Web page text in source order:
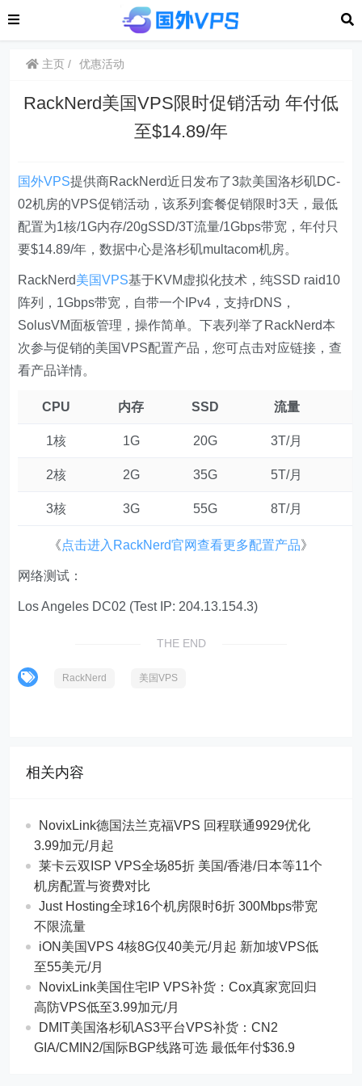
主页 优惠活动
RackNerd美国VPS限时促销活动 年付低
至$14.89/年
国外VPS提供商RackNerd近日发布了3款美国洛杉矶DC-
02机房的VPS促销活动，该系列套餐促销限时3天，最低
配置为1核/1G内存/20gSSD/3T流量/1Gbps带宽，年付只
要$14.89/年，数据中心是洛杉矶multacom机房。
RackNerd美国VPS基于KVM虚拟化技术，纯SSD raid10
阵列，1Gbps带宽，自带一个IPv4，支持rDNS，
SolusVM面板管理，操作简单。下表列举了RackNerd本
次参与促销的美国VPS配置产品，您可点击对应链接，查
看产品详情。
CPU 内存 SSD 流量
1核 1G 20G 3T/月
2核 2G 35G 5T/月
3核 3G 55G 8T/月
《点击进入RackNerd官网查看更多配置产品》
网络测试：
Los Angeles DC02 (Test IP: 204.13.154.3)
THE END
RackNerd 美国VPS
相关内容
NovixLink德国法兰克福VPS 回程联通9929优化
3.99加元/月起
莱卡云双ISP VPS全场85折 美国/香港/日本等11个
机房配置与资费对比
Just Hosting全球16个机房限时6折 300Mbps带宽
不限流量
iON美国VPS 4核8G仅40美元/月起 新加坡VPS低
至55美元/月
NovixLink美国住宅IP VPS补货：Cox真家宽回归
高防VPS低至3.99加元/月
DMIT美国洛杉矶AS3平台VPS补货：CN2
GIA/CMIN2/国际BGP线路可选 最低年付$36.9